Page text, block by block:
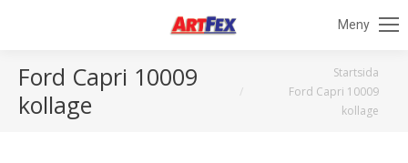
Meny
Ford Capri 10009
kollage
Startsida
Ford Capri 10009
kollage